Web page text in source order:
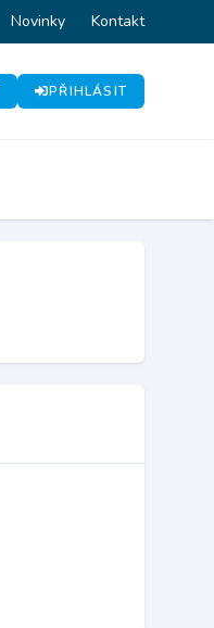
Novinky Kontakt
PŘIHLÁSIT